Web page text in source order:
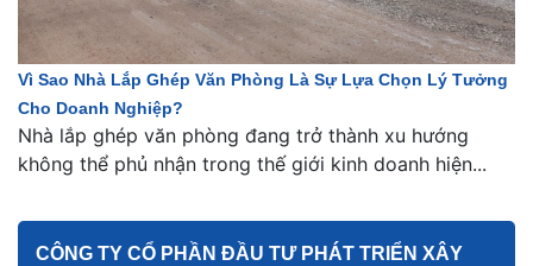
Vì Sao Nhà Lắp Ghép Văn Phòng Là Sự Lựa Chọn Lý Tưởng
Cho Doanh Nghiệp?
Nhà lắp ghép văn phòng đang trở thành xu hướng
không thể phủ nhận trong thế giới kinh doanh hiện...
CÔNG TY CỔ PHẦN ĐẦU TƯ PHÁT TRIỂN XÂY